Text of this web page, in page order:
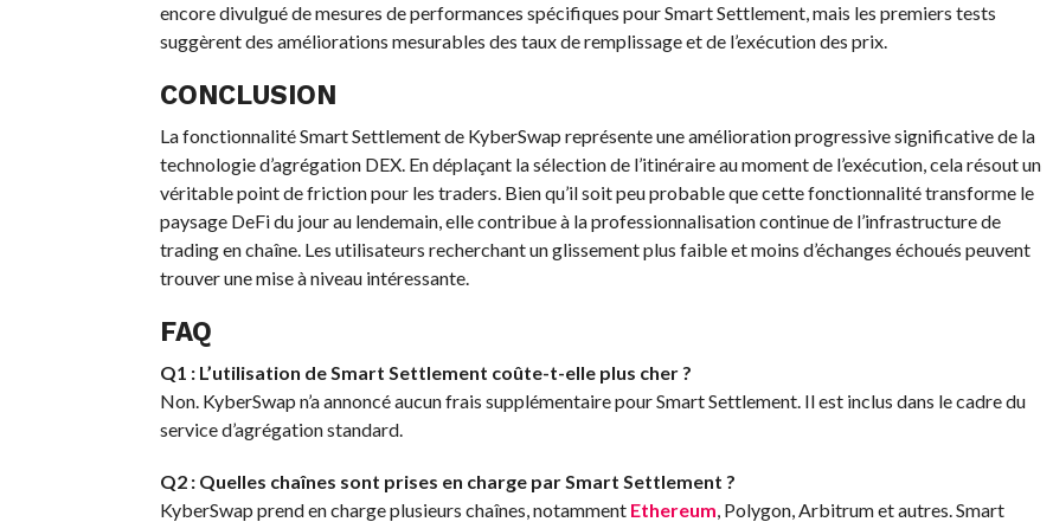
encore divulgué de mesures de performances spécifiques pour Smart Settlement, mais les premiers tests
suggèrent des améliorations mesurables des taux de remplissage et de l’exécution des prix.
CONCLUSION
La fonctionnalité Smart Settlement de KyberSwap représente une amélioration progressive significative de la
technologie d’agrégation DEX. En déplaçant la sélection de l’itinéraire au moment de l’exécution, cela résout un
véritable point de friction pour les traders. Bien qu’il soit peu probable que cette fonctionnalité transforme le
paysage DeFi du jour au lendemain, elle contribue à la professionnalisation continue de l’infrastructure de
trading en chaîne. Les utilisateurs recherchant un glissement plus faible et moins d’échanges échoués peuvent
trouver une mise à niveau intéressante.
FAQ
Q1 : L’utilisation de Smart Settlement coûte-t-elle plus cher ?
Non. KyberSwap n’a annoncé aucun frais supplémentaire pour Smart Settlement. Il est inclus dans le cadre du
service d’agrégation standard.
Q2 : Quelles chaînes sont prises en charge par Smart Settlement ?
KyberSwap prend en charge plusieurs chaînes, notamment Ethereum, Polygon, Arbitrum et autres. Smart